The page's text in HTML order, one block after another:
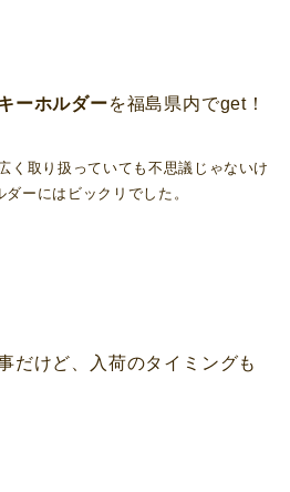
ーホルダーを福島県内でget！
く取り扱っていても不思議じゃないけ
ーにはビックリでした。
だけど、入荷のタイミングも